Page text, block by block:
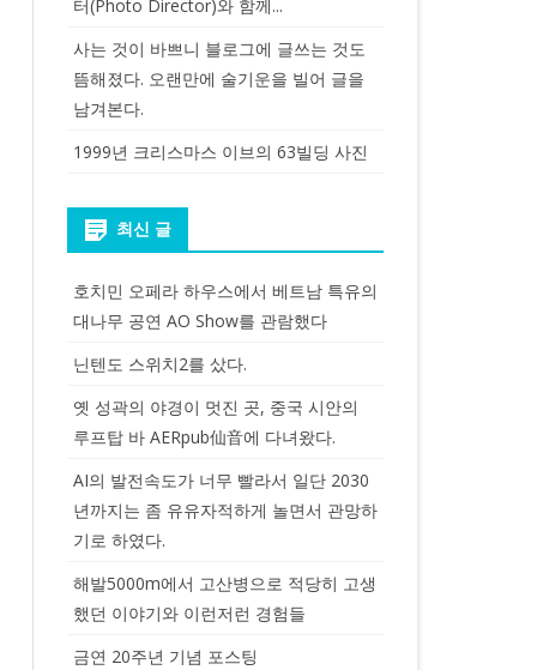
터(Photo Director)와 함께...
사는 것이 바쁘니 블로그에 글쓰는 것도
뜸해졌다. 오랜만에 술기운을 빌어 글을
남겨본다.
1999년 크리스마스 이브의 63빌딩 사진
최신 글
호치민 오페라 하우스에서 베트남 특유의
대나무 공연 AO Show를 관람했다
닌텐도 스위치2를 샀다.
옛 성곽의 야경이 멋진 곳, 중국 시안의
루프탑 바 AERpub仙音에 다녀왔다.
AI의 발전속도가 너무 빨라서 일단 2030
년까지는 좀 유유자적하게 놀면서 관망하
기로 하였다.
해발5000m에서 고산병으로 적당히 고생
했던 이야기와 이런저런 경험들
금연 20주년 기념 포스팅